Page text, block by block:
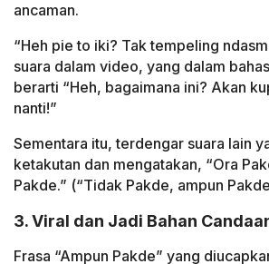
ancaman.
“Heh pie to iki? Tak tempeling
suara dalam video, yang dalam
berarti “Heh, bagaimana ini? Akan
nanti!”
Sementara itu, terdengar suara lain
ketakutan dan mengatakan, “Ora
Pakde.” (“Tidak Pakde, ampun
3. Viral dan Jadi Bahan
Frasa “Ampun Pakde” yang